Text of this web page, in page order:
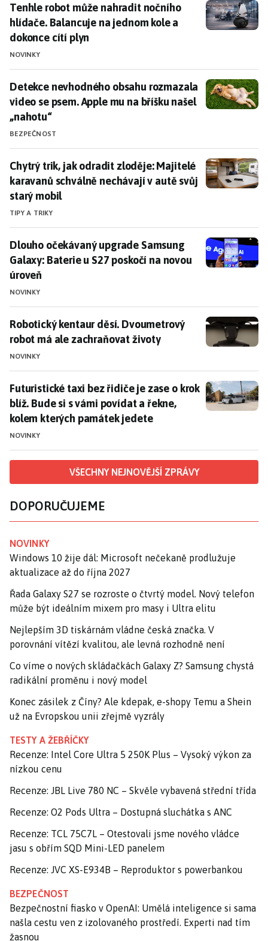
Tenhle robot může nahradit nočního hlídače.
Tenhle robot může nahradit nočního
hlídače. Balancuje na jednom kole a
dokonce cítí plyn
NOVINKY
Detekce nevhodného obsahu rozmazala video se
Detekce nevhodného obsahu rozmazala
video se psem. Apple mu na bříšku našel
„nahotu“
BEZPEČNOST
Chytrý trik, jak odradit zloděje: Majitelé karavanů
Chytrý trik, jak odradit zloděje: Majitelé
karavanů schválně nechávají v autě svůj
starý mobil
TIPY A TRIKY
Dlouho očekávaný upgrade Samsung Galaxy: Baterie
Dlouho očekávaný upgrade Samsung
Galaxy: Baterie u S27 poskočí na novou
úroveň
NOVINKY
Robotický kentaur děsí. Dvoumetrový robot má ale
Robotický kentaur děsí. Dvoumetrový
robot má ale zachraňovat životy
NOVINKY
Futuristické taxi bez řidiče je zase o krok blíž. Bude
Futuristické taxi bez řidiče je zase o krok
blíž. Bude si s vámi povídat a řekne,
kolem kterých památek jedete
NOVINKY
VŠECHNY NEJNOVĚJŠÍ ZPRÁVY
DOPORUČUJEME
NOVINKY
Windows 10 žije dál: Microsoft nečekaně prodlužuje
aktualizace až do října 2027
Řada Galaxy S27 se rozroste o čtvrtý model. Nový telefon
může být ideálním mixem pro masy i Ultra elitu
Nejlepším 3D tiskárnám vládne česká značka. V
porovnání vítězí kvalitou, ale levná rozhodně není
Co víme o nových skládačkách Galaxy Z? Samsung chystá
radikální proměnu i nový model
Konec zásilek z Číny? Ale kdepak, e-shopy Temu a Shein
už na Evropskou unii zřejmě vyzrály
TESTY A ŽEBŘÍČKY
Recenze: Intel Core Ultra 5 250K Plus – Vysoký výkon za
nízkou cenu
Recenze: JBL Live 780 NC – Skvěle vybavená střední třída
Recenze: O2 Pods Ultra – Dostupná sluchátka s ANC
Recenze: TCL 75C7L – Otestovali jsme nového vládce
jasu s obřím SQD Mini-LED panelem
Recenze: JVC XS-E934B – Reproduktor s powerbankou
BEZPEČNOST
Bezpečnostní fiasko v OpenAI: Umělá inteligence si sama
našla cestu ven z izolovaného prostředí. Experti nad tím
žasnou